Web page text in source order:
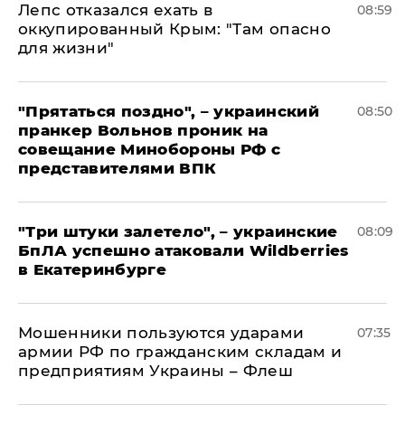
Лепс отказался ехать в
оккупированный Крым: "Там опасно
для жизни"
08:59
"Прятаться поздно", – украинский
пранкер Вольнов проник на
совещание Минобороны РФ с
представителями ВПК
08:50
"Три штуки залетело", – украинские
БпЛА успешно атаковали Wildberries
в Екатеринбурге
08:09
Мошенники пользуются ударами
армии РФ по гражданским складам и
предприятиям Украины – Флеш
07:35